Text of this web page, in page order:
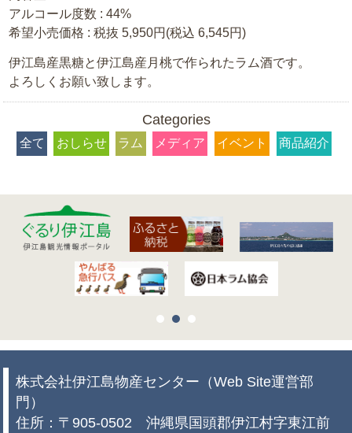
アルコール度数 : 44%
希望小売価格 : 税抜 5,950円(税込 6,545円)
伊江島産黒糖と伊江島産月桃で作られたラム酒です。
よろしくお願い致します。
Categories
全て おしらせ ラム メディア イベント 商品紹介
株式会社伊江島物産センター（Web Site運営部
門）
住所：〒905-0502 沖縄県国頭郡伊江村字東江前